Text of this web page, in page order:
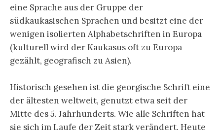
eine Sprache aus der Gruppe der
südkaukasischen Sprachen und besitzt eine der
wenigen isolierten Alphabetschriften in Europa
(kulturell wird der Kaukasus oft zu Europa
gezählt, geografisch zu Asien).
Historisch gesehen ist die georgische Schrift eine
der ältesten weltweit, genutzt etwa seit der
Mitte des 5. Jahrhunderts. Wie alle Schriften hat
sie sich im Laufe der Zeit stark verändert. Heute